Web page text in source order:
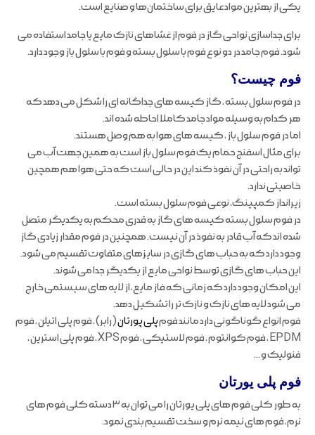
یکی از بهترین مواد عایق برای ساختمان‌ها و صنایع است.
برای جداسازی نواحی گاز در فوم از غشاهای نازک مایع یا جامد استفاده می
شود. فوم جامد در دو نوع فوم با سلول بسته و فوم با سلول باز وجود دارد.
فوم چیست؟
در فوم سلول بسته ، گاز کیسه های جداگانه ای را شکل می دهد که
هر کدام به وسیله مواد جامد کاملا احاطه شده اند.
اما در فوم سلول باز ، کیسه های هوا به هم وصل هستند.
برای مثال اسفنج حمام یک فوم سلول باز است به همین جهت آب می
تواند به راحتی در آن نفوذ کند این در حالی است که حتی هوا هم همچین
خاصیتی ندارد.
زیرانداز کمپینگ، نوعی فوم سلول بسته است.
در فوم سلول بسته کیسه های گاز به قدری محکم به یکدیگر متصل
شده اند که آب قادر به نفوذ در آن نیست. همچنین در فوم مقدار زیادی گاز
وجود دارد که به حباب های گازی در سایزهای متفاوت تقسیم می شود.
این حباب های گازی توسط نواحی مایع از یکدیگر جدا می شوند.
این امکان وجود دارد که زمانی که فاز مایع، از لایه های سیستمی خارج
می شود لایه های نازک و نازک تر را تشکیل دهد.
فوم انواع گوناگونی دارد مانند فومپلی پورتان(رابر) ، فوم پلی اتیلن ، فوم
EPDM ، فوم کوانتوم ، فوم لاستیکی ، فوم XPS ، فوم پلی استرین ،
فنولیک و …
فوم پلی یورتان
به طور کلی فوم های پلی یورتان را می توان به ۳ دسته کلی فوم های
نرم، فوم های نیمه نرم و سخت تقسیم بندی نمود.